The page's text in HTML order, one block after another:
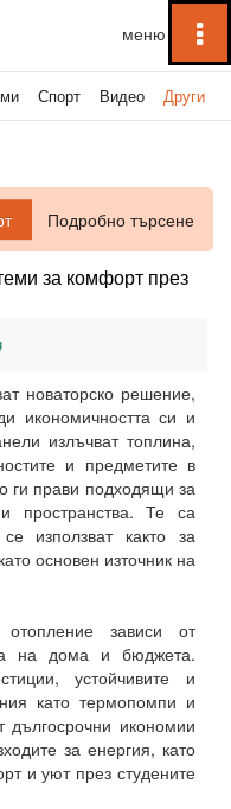
Спорт Видео Други
Подробно търсене
за комфорт през
новаторско решение,
икономичността си и
излъчват топлина,
и предметите в
ги прави подходящи за
пространства. Те са
използват както за
основен източник на
зависи от
на дома и бюджета.
устойчивите и
като термопомпи и
дългосрочни икономии
за енергия, като
и уют през студените